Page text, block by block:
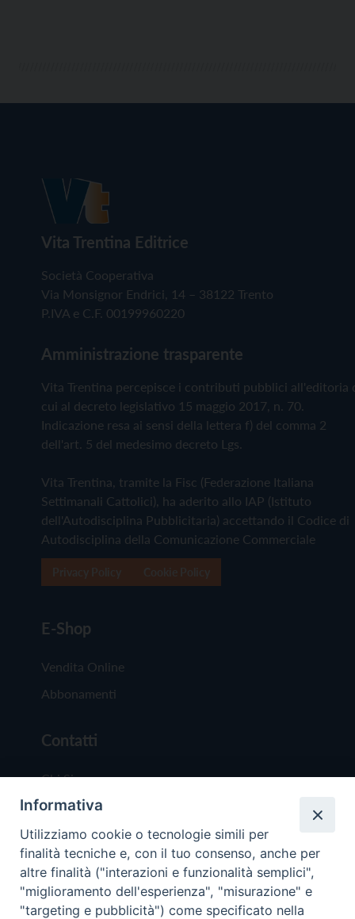
Vita Trentina Editrice
Società Cooperativa
Via Monsignor Endrici, 14 – 38122 Trento
P.IVA e C.F. 00199960220
Amministrazione trasparente
Vita Trentina percepisce i contributi pubblici all'editoria
cui al decreto legislativo 15 maggio 2017, n. 70.
Indicazione resa ai sensi della lettera f) del comma 2
dell'art. 5 del medesimo decreto Lgs.
Vita Trentina, tramite la Fisc (Federazione Italiana
Settimanali Cattolici), ha aderito allo IAP (Istituto
dell'Autodisciplina Pubblicitaria) accettando il Codice di
Autodisciplina della Comunicazione Commerciale
E-Shop
Vendita Online
Abbonamenti
Contatti
Chi Siamo
Redazione
Scrivici
Informativa
Utilizziamo cookie o tecnologie simili per
finalità tecniche e, con il tuo consenso, anche per
altre finalità ("interazioni e funzionalità semplici",
"miglioramento dell'esperienza", "misurazione" e
"targeting e pubblicità") come specificato nella